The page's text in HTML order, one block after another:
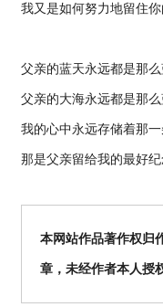
我又是如何努力地留住
父亲的蓝天永远都是那
父亲的大海永远都是那
我的心中永远存储着那
那是父亲留给我的最好纪
本网站作品著作权归
章，未经作者本人授